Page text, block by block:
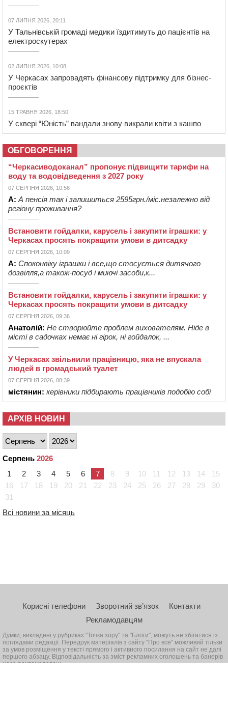
07 ЛИПНЯ 2026, 20:11
У Тальнівській громаді медики їздитимуть до пацієнтів на
електроскутерах
02 ЛИПНЯ 2026, 10:08
У Черкасах запровадять фінансову підтримку для бізнес-
проєктів
15 ТРАВНЯ 2026, 18:50
У сквері “Юність” вандали знову викрали квіти з кашпо
ОБГОВОРЕННЯ
“Черкасиводоканал” пропонує підвищити тарифи на
воду та водовідведення з 2027 року
07 СЕРПНЯ 2026, 10:56
А: А пенсія так і залишиться 2595грн./міс.незалежно від
регіону проживання?
Встановити гойдалки, карусель і закупити іграшки: у
Черкасах просять покращити умови в дитсадку
07 СЕРПНЯ 2026, 10:09
А: Споконвіку іграшки і все,що стосується дитячого
дозвілля,а також-посуд і миючі засоби,к...
Встановити гойдалки, карусель і закупити іграшки: у
Черкасах просять покращити умови в дитсадку
07 СЕРПНЯ 2026, 09:36
Анатолій: Не створюйте проблем вихователям. Ніде в
місті в садочках немає ні гірок, ні гойдалок, ...
У Черкасах звільнили працівницю, яка не впускала
людей в громадський туалет
07 СЕРПНЯ 2026, 08:39
містянин: керівники підбирають працівників подобію собі
АРХІВ НОВИН
Серпень 2026
1
2 3 4 5 6 7 8 9 10 11 12 13 14
15
16
17 18 19 20 21 22 23 24 25 26 27 28 29
30
31
Всі новини за місяць
Корисні телефони Зворотний зв’язок
Контакти
Рекламодавцям
Думки, викладені у рубриках "Точка зору" та "Блоги", можуть не збігатися із
поглядами редакції. Передрук матеріалів з сайту "Про все" можливий тільки
за умов розміщення у тексті прямого і активного посилання на сайт не далі
першого абзацу. Відповідальність за зміст рекламних оголошень та банерів
несе рекламодавець